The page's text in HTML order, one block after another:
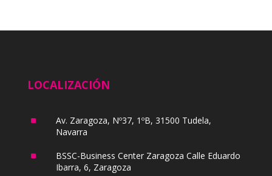
LOCALIZACIÓN
^
Av. Zaragoza, Nº37, 1ºB, 31500 Tudela,
Navarra
^
BSSC-Business Center Zaragoza Calle Eduardo
Ibarra, 6, Zaragoza